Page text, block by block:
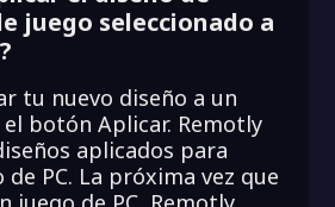
juego seleccionado a
tu nuevo diseño a un
el botón Aplicar. Remotly
aplicados para
de PC. La próxima vez que